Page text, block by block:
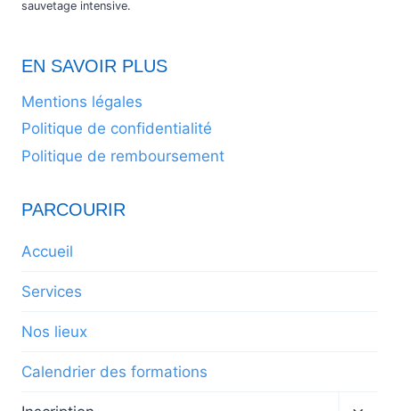
sauvetage intensive.
EN SAVOIR PLUS
Mentions légales
Politique de confidentialité
Politique de remboursement
PARCOURIR
Accueil
Services
Nos lieux
Calendrier des formations